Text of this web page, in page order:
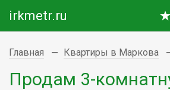
irkmetr.ru
Главная Квартиры в Маркова
Продам 3-